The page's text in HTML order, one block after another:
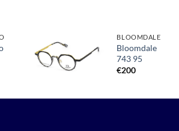
Toevoegen
aan
BLOOMDALE
Bloomdale
743 95
€200